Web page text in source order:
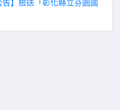
告】檢送「彰化縣立芬園國